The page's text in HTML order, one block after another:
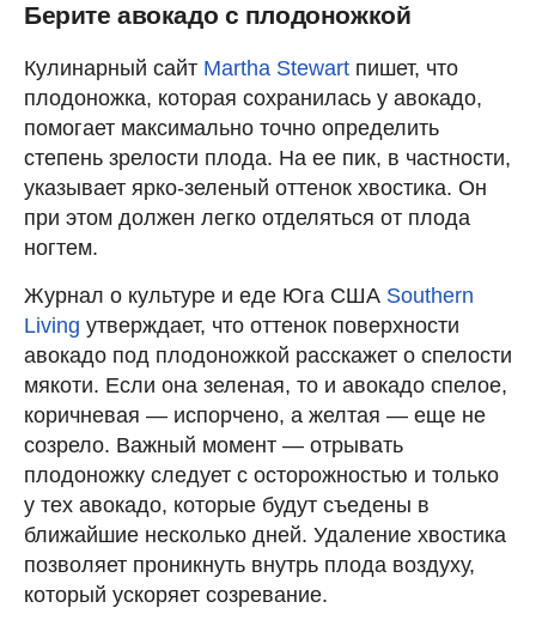
Берите авокадо с плодоножкой
Кулинарный сайт Martha Stewart пишет, что
плодоножка, которая сохранилась у авокадо,
помогает максимально точно определить
степень зрелости плода. На ее пик, в частности,
указывает ярко-зеленый оттенок хвостика. Он
при этом должен легко отделяться от плода
ногтем.
Журнал о культуре и еде Юга США Southern
Living утверждает, что оттенок поверхности
авокадо под плодоножкой расскажет о спелости
мякоти. Если она зеленая, то и авокадо спелое,
коричневая — испорчено, а желтая — еще не
созрело. Важный момент — отрывать
плодоножку следует с осторожностью и только
у тех авокадо, которые будут съедены в
ближайшие несколько дней. Удаление хвостика
позволяет проникнуть внутрь плода воздуху,
который ускоряет созревание.